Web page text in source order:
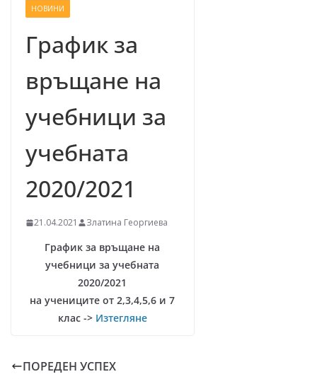
НОВИНИ
График за
връщане на
учебници за
учебната
2020/2021
21.04.2021 Златина Георгиева
График за връщане на
учебници за учебната
2020/2021
на учениците от 2,3,4,5,6 и 7
клас -> Изтегляне
ПОРЕДЕН УСПЕХ